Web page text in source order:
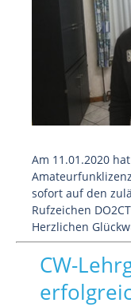
Am 11.01.2020
sofort auf den
Rufzeichen
Herzlichen
CW-